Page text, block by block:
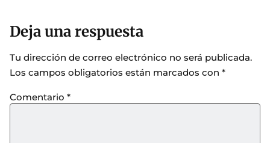
Deja una respuesta
Tu dirección de correo electrónico no será publicada.
Los campos obligatorios están marcados con *
Comentario *